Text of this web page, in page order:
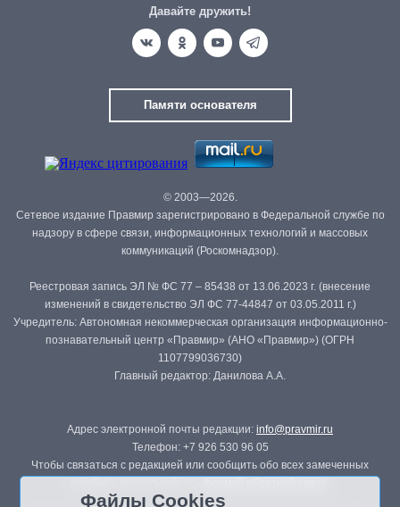
Давайте дружить!
Памяти основателя
© 2003—2026.
Сетевое издание Правмир зарегистрировано в Федеральной службе по
надзору в сфере связи, информационных технологий и массовых
коммуникаций (Роскомнадзор).
Реестровая запись ЭЛ № ФС 77 – 85438 от 13.06.2023 г. (внесение
изменений в свидетельство ЭЛ ФС 77-44847 от 03.05.2011 г.)
Учредитель: Автономная некоммерческая организация информационно-
познавательный центр «Правмир» (АНО «Правмир») (ОГРН
1107799036730)
Главный редактор: Данилова А.А.
Адрес электронной почты редакции: info@pravmir.ru
Телефон: +7 926 530 96 05
Чтобы связаться с редакцией или сообщить обо всех замеченных
Файлы Cookies